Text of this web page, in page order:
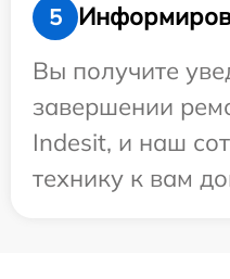
5
Вы получите
завершении
Indesit, и наш
технику к вам